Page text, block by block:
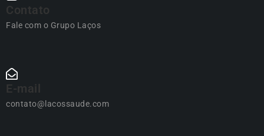
Contato
Fale com o Grupo Laços
E-mail
contato@lacossaude.com